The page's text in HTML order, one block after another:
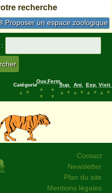
recherche
Proposer un espace zoologique
Catégorie
▲
▼
Ouv.
▲
▼
Ferm.
▲
▼
Sup.
▲
▼
Ani.
▲
▼
Esp.
▲
▼
Visit.
▲
▼
Contact
Newsletter
Plan du site
Mentions légales